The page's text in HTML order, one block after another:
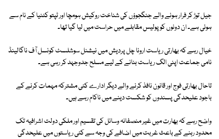
جیل توڑ کر فرار ہونے والے جنگجوؤں کی شناخت روکیش ہومچا اور ٹپتو کٹنیا کے نام سے
ہوئی ہے۔ ان دونوں کو پولیس مقابلے میں حراست میں لیا گیا تھا۔
خیال رہے کہ بھارتی ریاست ارونا چل پردیش میں نیشنل سوشلسٹ کونسل آف ناگالینڈ
نامی جماعت اپنی الگ ریاست بنانے کے لیے مسلح جدوجہد کر رہی ہے۔
تاحال بھارتی فوج اور قانون نافذ کرنے والے دیگر ادارے کئی مشترکہ مہمات کرنے کے
باجود علیحدگی پسندوں کو شکست دینے میں ناکام رہے ہیں۔
واضح رہے کہ بھارت میں غیر منصفانہ وسائل کی تقسیم اور ملکی دولت اشرافیہ تک
محدود رہنے کے باعث غربت میں اضافے کی وجہ سے کئی ریاستوں میں علیحدگی